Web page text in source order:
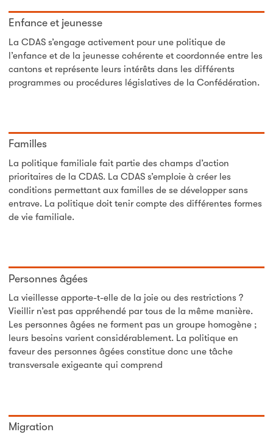
Enfance et jeunesse
La CDAS s’engage activement pour une politique de
l’enfance et de la jeunesse cohérente et coordonnée entre les
cantons et représente leurs intérêts dans les différents
programmes ou procédures législatives de la Confédération.
Familles
La politique familiale fait partie des champs d’action
prioritaires de la CDAS. La CDAS s’emploie à créer les
conditions permettant aux familles de se développer sans
entrave. La politique doit tenir compte des différentes formes
de vie familiale.
Personnes âgées
La vieillesse apporte-t-elle de la joie ou des restrictions ?
Vieillir n’est pas appréhendé par tous de la même manière.
Les personnes âgées ne forment pas un groupe homogène ;
leurs besoins varient considérablement. La politique en
faveur des personnes âgées constitue donc une tâche
transversale exigeante qui comprend
Migration